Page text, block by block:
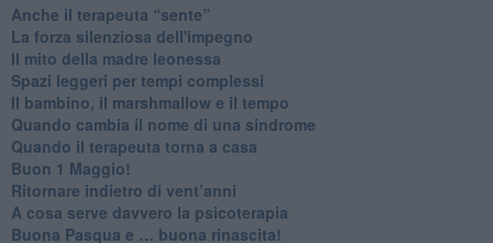
​Anche il terapeuta “sente”
​La forza silenziosa dell'impegno
​Il mito della madre leonessa
Spazi leggeri per tempi complessi
Il bambino, il marshmallow e il tempo
​Quando cambia il nome di una sindrome
​Quando il terapeuta torna a casa
​Buon 1 Maggio!
Ritornare indietro di vent’anni
​A cosa serve davvero la psicoterapia
​Buona Pasqua e … buona rinascita!